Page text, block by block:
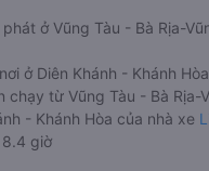
ở Vũng Tàu - Bà Rịa-
ở Diên Khánh - Khánh
chạy từ Vũng Tàu - Bà Rịa-
- Khánh Hòa của nhà xe
giờ